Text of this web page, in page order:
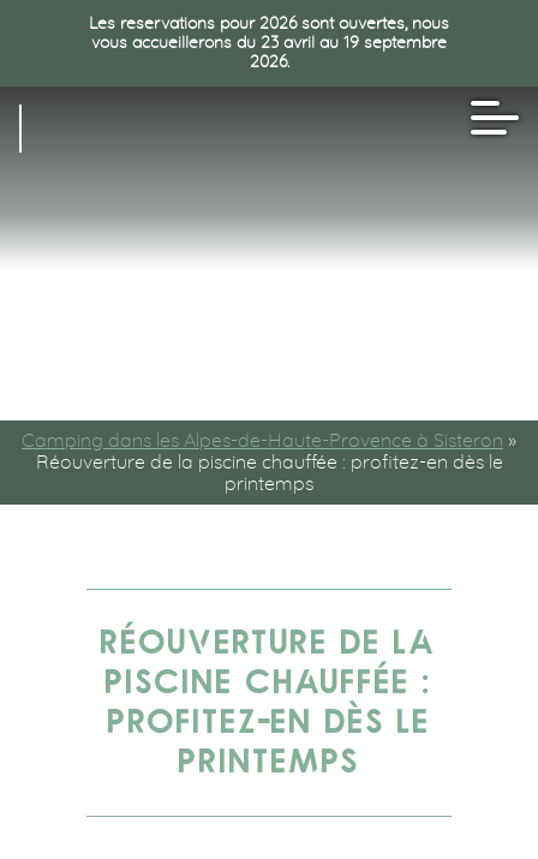
Les reservations pour 2026 sont ouvertes, nous
vous accueillerons du 23 avril au 19 septembre
2026.
Camping dans les Alpes-de-Haute-Provence à Sisteron »
Réouverture de la piscine chauffée : profitez-en dès le
printemps
RÉOUVERTURE DE LA
PISCINE CHAUFFÉE :
PROFITEZ-EN DÈS LE
PRINTEMPS